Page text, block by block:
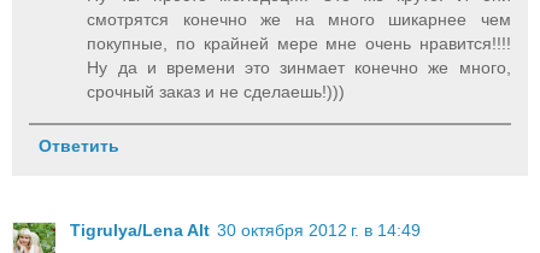
смотрятся конечно же на много шикарнее чем
покупные, по крайней мере мне очень нравится!!!!
Ну да и времени это зинмает конечно же много,
срочный заказ и не сделаешь!)))
Ответить
Tigrulya/Lena Alt 30 октября 2012 г. в 14:49